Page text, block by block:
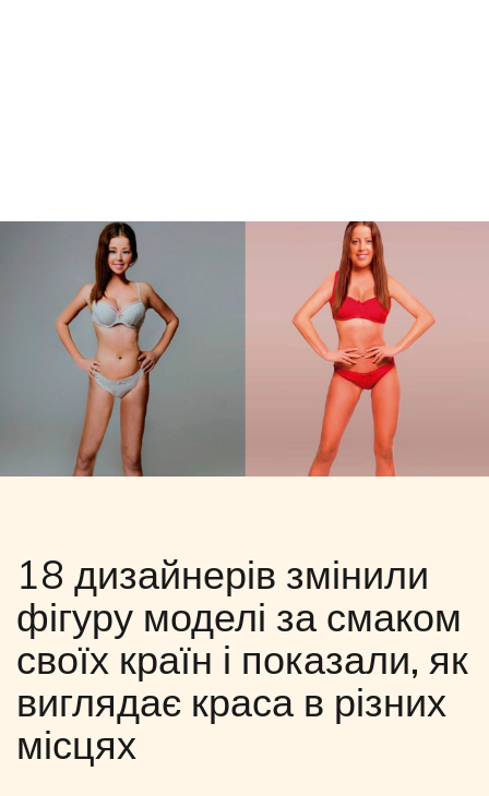
18 дизайнерів змінили
фігуру моделі за смаком
своїх країн і показали, як
виглядає краса в різних
місцях